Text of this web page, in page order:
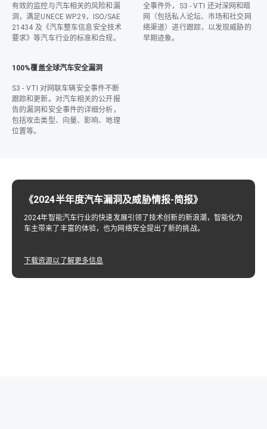
有效的监控与汽车相关的风险和漏
洞，满足UNECE WP.29，ISO/SAE
21434 及《汽车整车信息安全技术
要求》等汽车行业的标准和合规。
全事件外，S3 - VTI 还对深网和暗
网（包括私人论坛、市场和社交网
络渠道）进行跟踪，以发现威胁的
早期迹象。
100%覆盖全球汽车安全漏洞
S3 - VTI 对网联车辆安全事件不断
跟踪和更新。对汽车相关的公开报
告的漏洞和安全事件的详细分析，
包括攻击类型、向量、影响、地理
位置等。
《2024半年度汽车漏洞及威胁情报-简报》
2024年智能汽车行业的快速发展引领了技术创新的新浪潮，智能化为
车主带来了丰富的体验，也为网络安全提出了新的挑战。
下载资源以了解更多信息